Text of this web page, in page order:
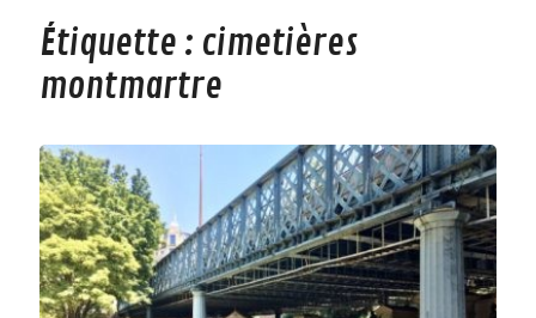
Étiquette : cimetières
montmartre